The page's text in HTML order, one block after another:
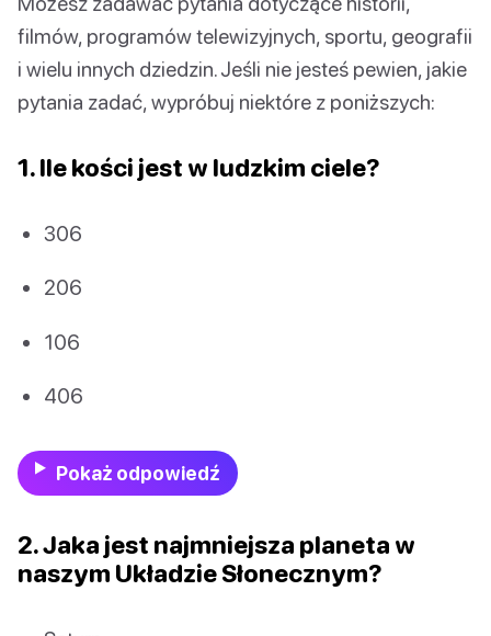
filmów, programów telewizyjnych, sportu, geografii
i wielu innych dziedzin. Jeśli nie jesteś pewien, jakie
pytania zadać, wypróbuj niektóre z poniższych:
1. Ile kości jest w ludzkim ciele?
306
206
106
406
Pokaż odpowiedź
2. Jaka jest najmniejsza planeta w
naszym Układzie Słonecznym?